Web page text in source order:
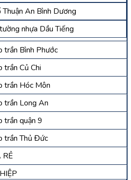
Thuận An Bình Dương
nhựa Dầu Tiếng
trần Bình Phước
trần Củ Chi
trần Hóc Môn
trần Long An
trần quận 9
trần Thủ Đức
RẺ